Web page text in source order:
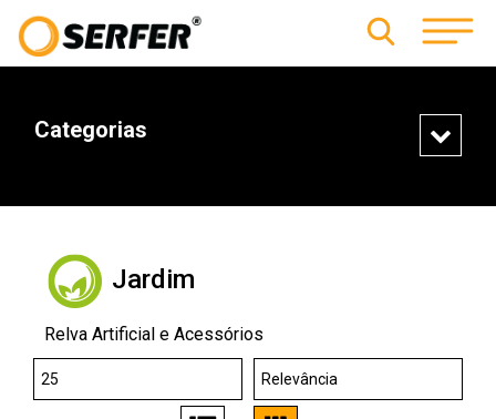
Categorias
Jardim
Relva Artificial e Acessórios